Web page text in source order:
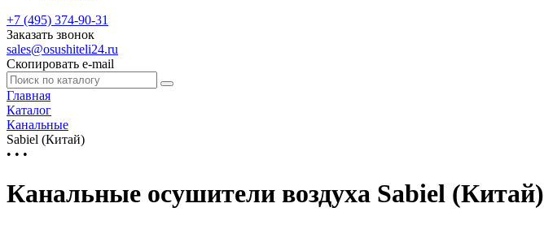
+7 (495) 374-90-31
Заказать звонок
sales@osushiteli24.ru
Скопировать e-mail
Главная
Каталог
Канальные
Sabiel (Китай)
• • •
Канальные осушители воздуха Sabiel (Китай)